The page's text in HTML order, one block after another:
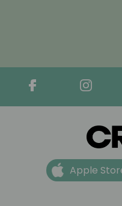
Apple